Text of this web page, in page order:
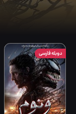
دوبله فارسی